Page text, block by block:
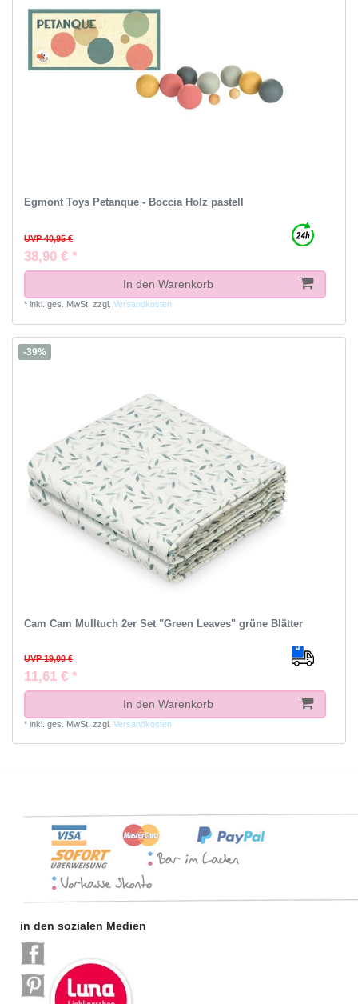
Egmont Toys Petanque - Boccia Holz pastell
UVP 40,95 €
38,90 € *
In den Warenkorb
* inkl. ges. MwSt. zzgl. Versandkosten
-39%
Cam Cam Mulltuch 2er Set "Green Leaves" grüne Blätter
UVP 19,00 €
11,61 € *
In den Warenkorb
* inkl. ges. MwSt. zzgl. Versandkosten
in den sozialen Medien